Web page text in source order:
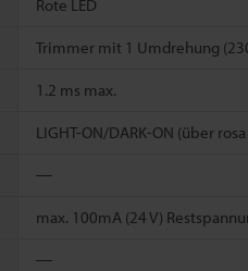
Rote LED
Trimmer mit 1 Umdrehung
1.2 ms max.
LIGHT-ON/DARK-ON (über
―
max. 100mA (24 V)
―